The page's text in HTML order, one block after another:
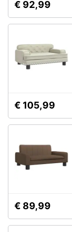
€ 92,99
€ 105,99
€ 89,99